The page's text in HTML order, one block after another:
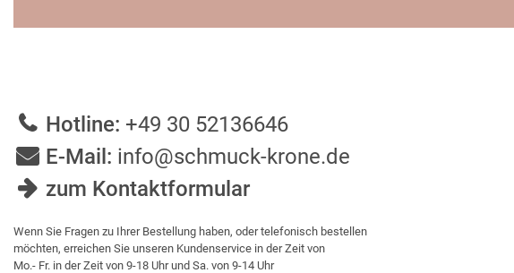
Hotline: +49 30 52136646
E-Mail: info@schmuck-krone.de
zum Kontaktformular
Wenn Sie Fragen zu Ihrer Bestellung haben, oder telefonisch bestellen
möchten, erreichen Sie unseren Kundenservice in der Zeit von
Mo.- Fr. in der Zeit von 9-18 Uhr und Sa. von 9-14 Uhr